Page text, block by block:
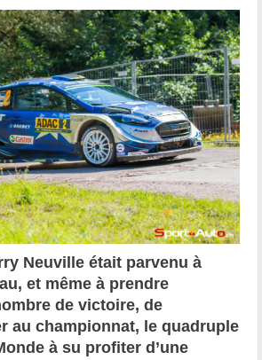
Neuville était parvenu à
et même à prendre
de victoire, de
au championnat, le quadruple
à su profiter d’une